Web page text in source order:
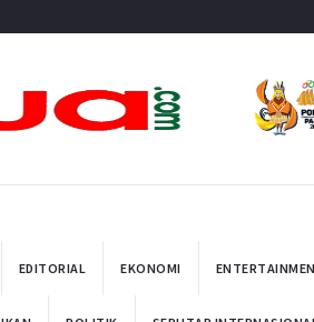
EDITORIAL EKONOMI